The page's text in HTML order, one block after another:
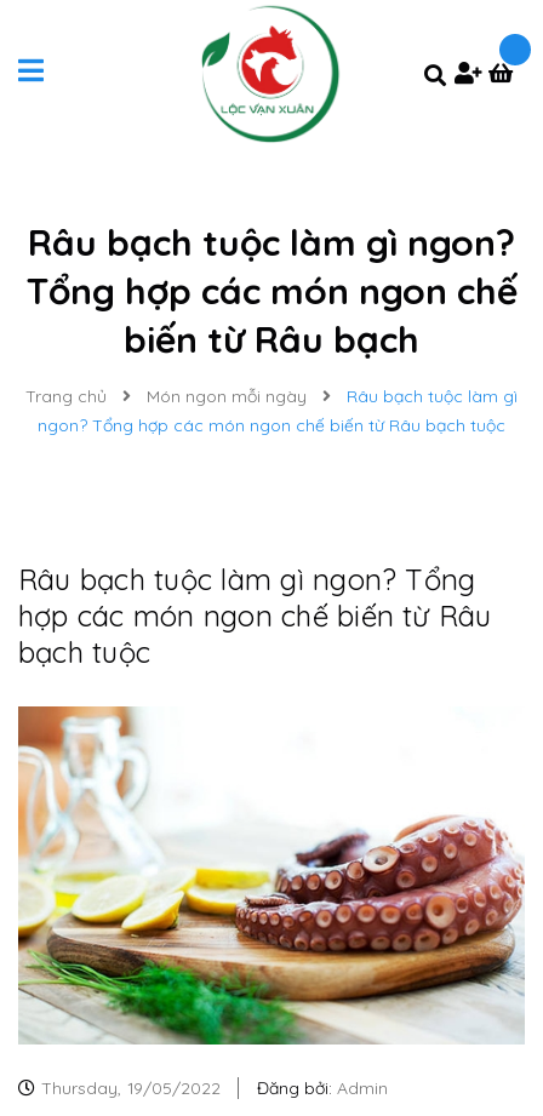
Râu bạch tuộc làm gì ngon?
Tổng hợp các món ngon chế
biến từ Râu bạch
Trang chủ Món ngon mỗi ngày
Râu bạch tuộc làm gì
ngon? Tổng hợp các món ngon chế biến từ Râu bạch tuộc
Râu bạch tuộc làm gì ngon? Tổng
hợp các món ngon chế biến từ Râu
bạch tuộc
Thursday, 19/05/2022 Đăng bởi: Admin